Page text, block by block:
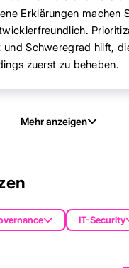
Erklärungen machen
und Schweregrad hilft,
zuerst zu beheben.
Mehr anzeigen
IT-Security